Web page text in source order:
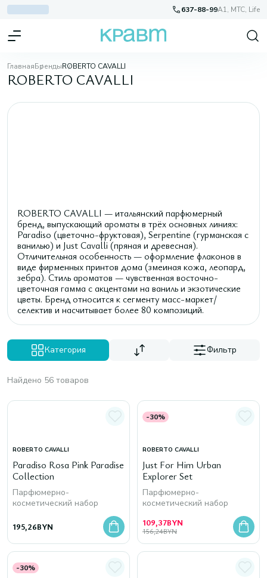
637-88-99A1, МТС, Life
ГлавнаяБрендыROBERTO CAVALLI
ROBERTO CAVALLI
ROBERTO CAVALLI — итальянский парфюмерный
бренд, выпускающий ароматы в трёх основных линиях:
Paradiso (цветочно-фруктовая), Serpentine (гурманская с
ванилью) и Just Cavalli (пряная и древесная).
Отличительная особенность — оформление флаконов в
виде фирменных принтов дома (змеиная кожа, леопард,
зебра). Стиль ароматов — чувственная восточно-
цветочная гамма с акцентами на ваниль и экзотические
цветы. Бренд относится к сегменту масс-маркет/
селектив и насчитывает более 80 композиций.
Категория Фильтр
Найдено 56 товаров
ROBERTO CAVALLI
Paradiso Rosa Pink Paradise
Collection
Парфюмерно-
косметический набор
195,26BYN
-30%
ROBERTO CAVALLI
Just For Him Urban
Explorer Set
Парфюмерно-
косметический набор
109,37BYN
156,24BYN
-30%